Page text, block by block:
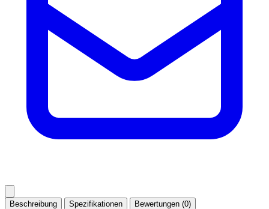
Beschreibung Spezifikationen Bewertungen (0)